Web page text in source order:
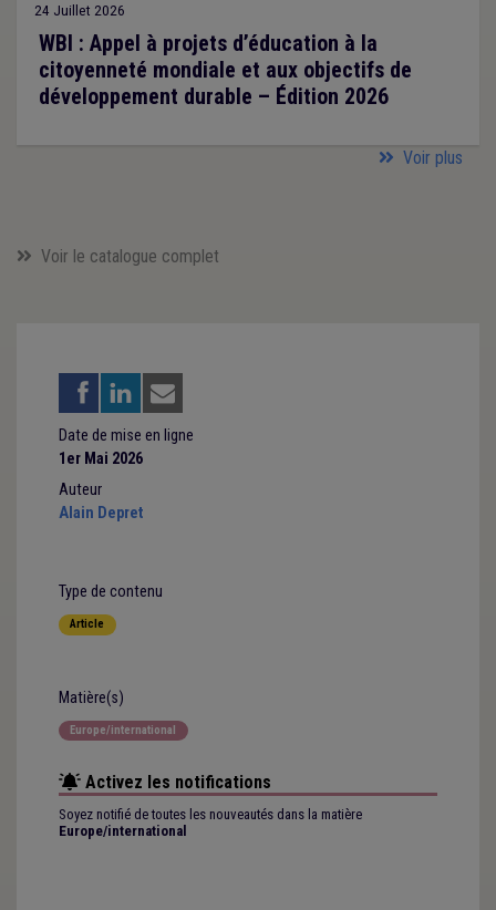
24 Juillet 2026
WBI : Appel à projets d’éducation à la
citoyenneté mondiale et aux objectifs de
développement durable – Édition 2026
Voir plus
Voir le catalogue complet
Date de mise en ligne
1er Mai 2026
Auteur
Alain Depret
Type de contenu
Article
Matière(s)
Europe/international
Activez les notifications
Soyez notifié de toutes les nouveautés dans la matière
Europe/international